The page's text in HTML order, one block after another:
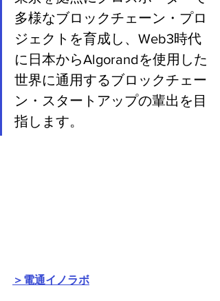
多様なブロックチェーン・プロ
ジェクトを育成し、Web3時代
に日本からAlgorandを使用した
世界に通用するブロックチェー
ン・スタートアップの輩出を目
指します。
＞電通イノラボ